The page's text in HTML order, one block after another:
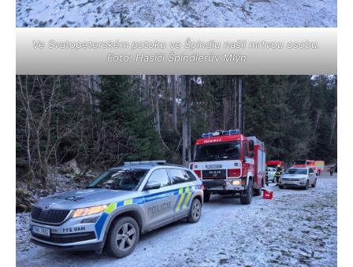
Ve Svatopeterském potoku ve Špindlu našli mrtvou osobu.
Foto: Hasiči Špindlerův Mlýn